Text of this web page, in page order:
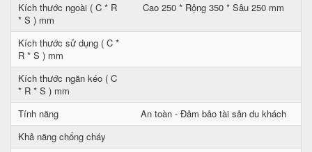
Kích thước ngoài ( C * R
* S ) mm
Cao 250 * Rộng 350 * Sâu 250 mm
Kích thước sử dụng ( C *
R * S ) mm
Kích thước ngăn kéo ( C
* R * S ) mm
Tính năng
An toàn - Đảm bảo tài sản du khách
Khả năng chống cháy